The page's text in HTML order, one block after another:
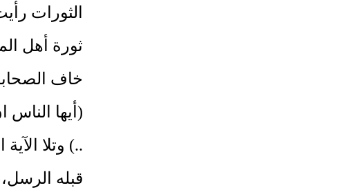
الثورات
ثورة أهل
خاف
(أيها
..) وتلا
قبله